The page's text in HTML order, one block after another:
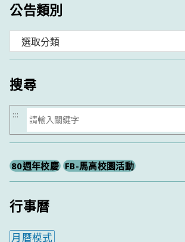
公告類別
類
搜尋
搜
尋
:::
80週年校慶 FB-馬高校園活動
行事曆
月曆模式